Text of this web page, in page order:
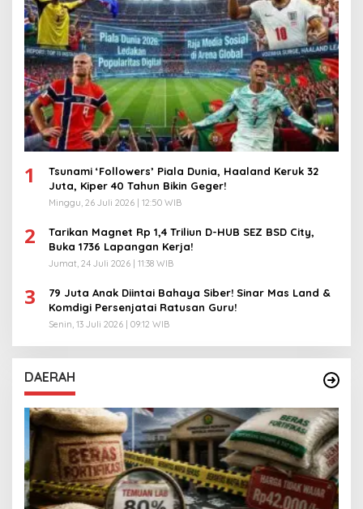
1
Tsunami ‘Followers’ Piala Dunia, Haaland Keruk 32
Juta, Kiper 40 Tahun Bikin Geger!
Minggu, 26 Juli 2026 | 12:50 WIB
2
Tarikan Magnet Rp 1,4 Triliun D-HUB SEZ BSD City,
Buka 1736 Lapangan Kerja!
Jumat, 24 Juli 2026 | 11:38 WIB
3
79 Juta Anak Diintai Bahaya Siber! Sinar Mas Land &
Komdigi Persenjatai Ratusan Guru!
Senin, 13 Juli 2026 | 09:12 WIB
DAERAH